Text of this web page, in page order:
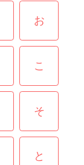
お
こ
そ
と